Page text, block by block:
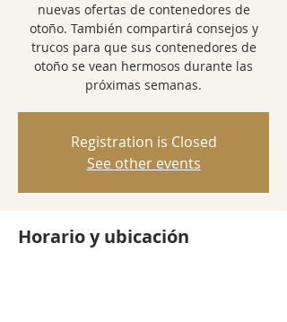
nuevas ofertas de contenedores de
otoño. También compartirá consejos y
trucos para que sus contenedores de
otoño se vean hermosos durante las
próximas semanas.
Registration is Closed
See other events
Horario y ubicación